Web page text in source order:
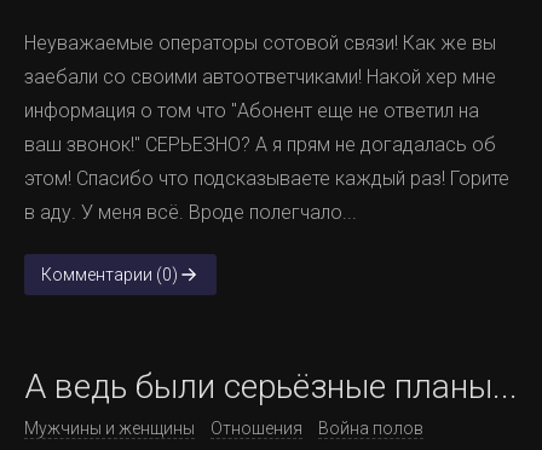
Неуважаемые операторы сотовой связи! Как же вы
заебали со своими автоответчиками! Накой хер мне
информация о том что "Абонент еще не ответил на
ваш звонок!" СЕРЬЕЗНО? А я прям не догадалась об
этом! Спасибо что подсказываете каждый раз! Горите
в аду. У меня всё. Вроде полегчало...
Комментарии (0)
А ведь были серьёзные планы...
Мужчины и женщины Отношения
Война полов